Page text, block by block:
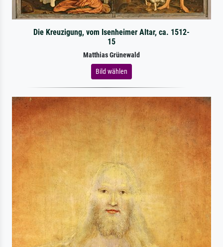
Die Kreuzigung, vom Isenheimer Altar, ca. 1512-
15
Matthias Grünewald
Bild wählen